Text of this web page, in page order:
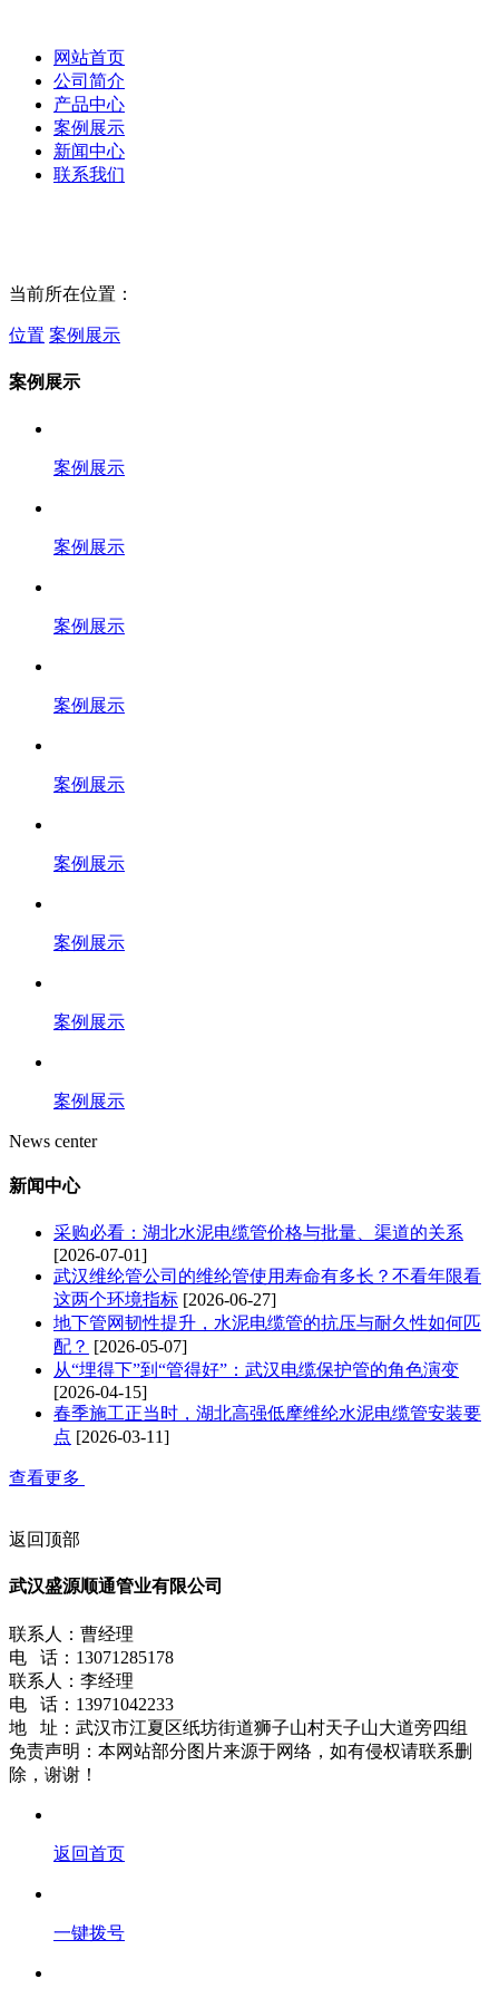
网站首页
公司简介
产品中心
案例展示
新闻中心
联系我们
当前所在位置：
位置 案例展示
案例展示
案例展示
案例展示
案例展示
案例展示
案例展示
案例展示
案例展示
案例展示
案例展示
News center
新闻中心
采购必看：湖北水泥电缆管价格与批量、渠道的关系
[2026-07-01]
武汉维纶管公司的维纶管使用寿命有多长？不看年限看
这两个环境指标 [2026-06-27]
地下管网韧性提升，水泥电缆管的抗压与耐久性如何匹
配？ [2026-05-07]
从“埋得下”到“管得好”：武汉电缆保护管的角色演变
[2026-04-15]
春季施工正当时，湖北高强低摩维纶水泥电缆管安装要
点 [2026-03-11]
查看更多
返回顶部
武汉盛源顺通管业有限公司
联系人：曹经理
电 话：13071285178
联系人：李经理
电 话：13971042233
地 址：武汉市江夏区纸坊街道狮子山村天子山大道旁四组
免责声明：本网站部分图片来源于网络，如有侵权请联系删
除，谢谢！
返回首页
一键拨号